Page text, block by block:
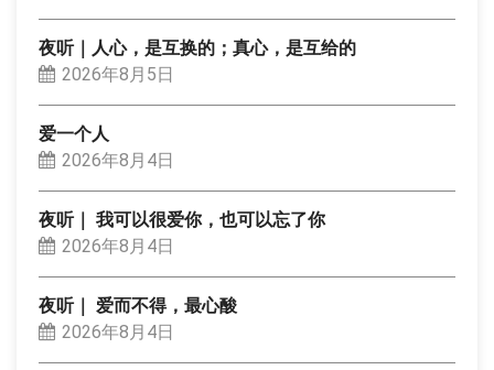
夜听｜人心，是互换的；真心，是互给的
2026年8月5日
爱一个人
2026年8月4日
夜听｜ 我可以很爱你，也可以忘了你
2026年8月4日
夜听｜ 爱而不得，最心酸
2026年8月4日